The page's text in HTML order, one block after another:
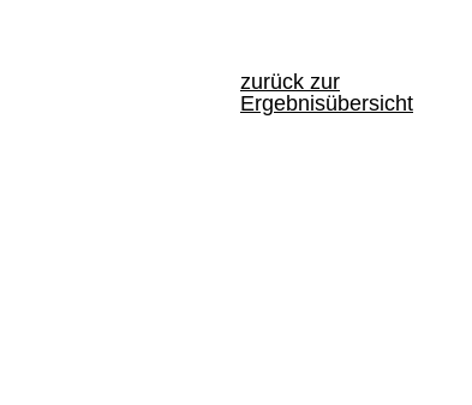
zurück zur
Ergebnisübersicht